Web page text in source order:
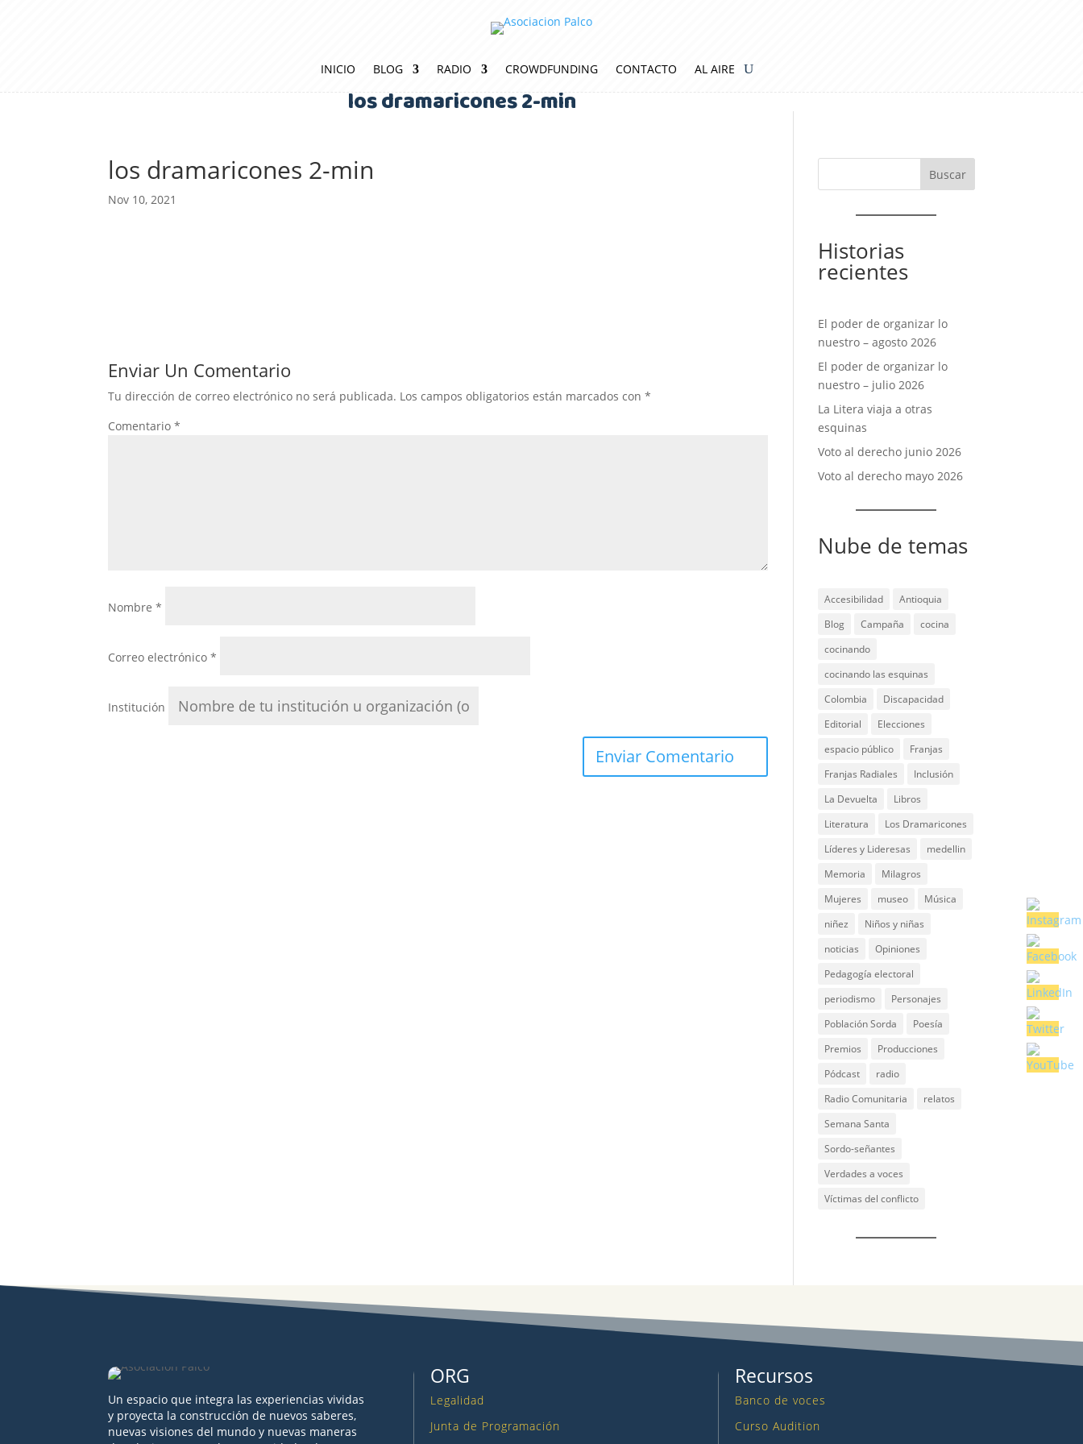
INICIO BLOG RADIO CROWDFUNDING CONTACTO AL AIRE
los dramaricones 2-min
los dramaricones 2-min
Nov 10, 2021
Enviar Un Comentario
Tu dirección de correo electrónico no será publicada. Los campos obligatorios están marcados con*
Comentario*
Nombre*
Correo electrónico*
Institución
Historias
recientes
El poder de organizar lo
nuestro – agosto 2026
El poder de organizar lo
nuestro – julio 2026
La Litera viaja a otras
esquinas
Voto al derecho junio 2026
Voto al derecho mayo 2026
Nube de temas
Accesibilidad
Antioquia
Blog
Campaña
cocina
cocinando
cocinando las esquinas
Colombia
Discapacidad
Editorial
Elecciones
espacio público
Franjas
Franjas Radiales
Inclusión
La Devuelta
Libros
Literatura
Los Dramaricones
Líderes y Lideresas
medellin
Memoria
Milagros
Mujeres
museo
Música
niñez
Niños y niñas
noticias
Opiniones
Pedagogía electoral
periodismo
Personajes
Población Sorda
Poesía
Premios
Producciones
Pódcast
radio
Radio Comunitaria
relatos
Semana Santa
Sordo-señantes
Verdades a voces
Víctimas del conflicto
Un espacio que integra las experiencias vividas
y proyecta la construcción de nuevos saberes,
nuevas visiones del mundo y nuevas maneras
ORG
Legalidad
Junta de Programación
Recursos
Banco de voces
Curso Audition